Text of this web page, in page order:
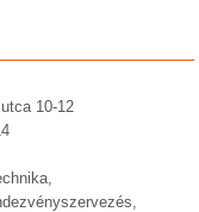
10-12